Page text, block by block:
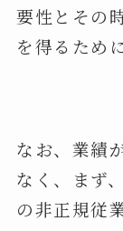
要性とその
を得るため
なお、業績
なく、まず
の非正規従